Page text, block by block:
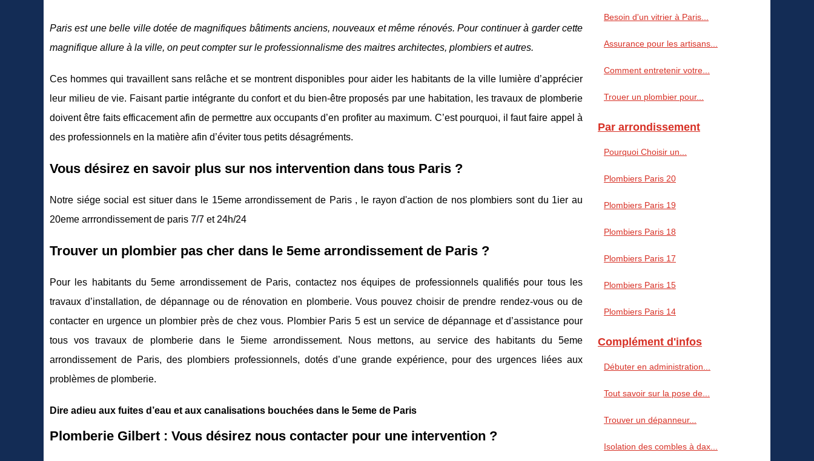
Paris est une belle ville dotée de magnifiques bâtiments anciens, nouveaux et même rénovés. Pour continuer à garder cette
magnifique allure à la ville, on peut compter sur le professionnalisme des maitres architectes, plombiers et autres.
Ces hommes qui travaillent sans relâche et se montrent disponibles pour aider les habitants de la ville lumière d’apprécier
leur milieu de vie. Faisant partie intégrante du confort et du bien-être proposés par une habitation, les travaux de plomberie
doivent être faits efficacement afin de permettre aux occupants d’en profiter au maximum. C’est pourquoi, il faut faire appel à
des professionnels en la matière afin d’éviter tous petits désagréments.
Vous désirez en savoir plus sur nos intervention dans tous Paris ?
Notre siége social est situer dans le 15eme arrondissement de Paris , le rayon d'action de nos plombiers sont du 1ier au
20eme arrrondissement de paris 7/7 et 24h/24
Trouver un plombier pas cher dans le 5eme arrondissement de Paris ?
Pour les habitants du 5eme arrondissement de Paris, contactez nos équipes de professionnels qualifiés pour tous les
travaux d’installation, de dépannage ou de rénovation en plomberie. Vous pouvez choisir de prendre rendez-vous ou de
contacter en urgence un plombier près de chez vous. Plombier Paris 5 est un service de dépannage et d’assistance pour
tous vos travaux de plomberie dans le 5ieme arrondissement. Nous mettons, au service des habitants du 5eme
arrondissement de Paris, des plombiers professionnels, dotés d’une grande expérience, pour des urgences liées aux
problèmes de plomberie.
Dire adieu aux fuites d’eau et aux canalisations bouchées dans le 5eme de Paris
Plomberie Gilbert : Vous désirez nous contacter pour une intervention ?
Besoin d'un vitrier à Paris...
Assurance pour les artisans...
Comment entretenir votre...
Trouer un plombier pour...
Par arrondissement
Pourquoi Choisir un...
Plombiers Paris 20
Plombiers Paris 19
Plombiers Paris 18
Plombiers Paris 17
Plombiers Paris 15
Plombiers Paris 14
Complément d'infos
Débuter en administration...
Tout savoir sur la pose de...
Trouver un dépanneur...
Isolation des combles à dax...